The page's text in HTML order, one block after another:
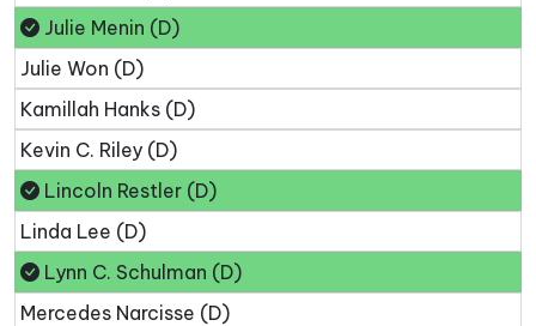
Julie Menin (D)
Julie Won (D)
Kamillah Hanks (D)
Kevin C. Riley (D)
Lincoln Restler (D)
Linda Lee (D)
Lynn C. Schulman (D)
Mercedes Narcisse (D)